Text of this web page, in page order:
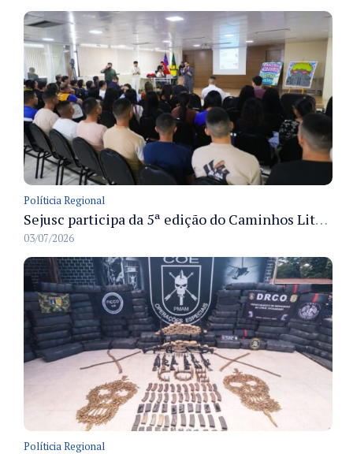
Políticia Regional
Sejusc participa da 5ª edição do Caminhos Literários com foco na cultura hip-hop nas unidades socioeducativas
03/07/2026
Políticia Regional